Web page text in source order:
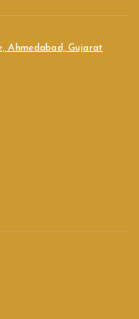
Ahmedabad, Gujarat